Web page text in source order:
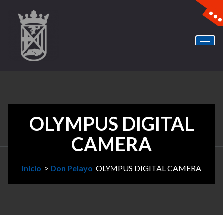
OLYMPUS DIGITAL
CAMERA
Inicio > Don Pelayo OLYMPUS DIGITAL CAMERA